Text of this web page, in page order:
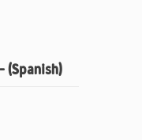
(Spanish)